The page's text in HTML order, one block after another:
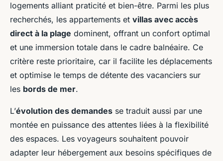
logements alliant praticité et bien-être. Parmi les plus
recherchés, les appartements et villas avec accès
direct à la plage dominent, offrant un confort optimal
et une immersion totale dans le cadre balnéaire. Ce
critère reste prioritaire, car il facilite les déplacements
et optimise le temps de détente des vacanciers sur
les bords de mer.
L’évolution des demandes se traduit aussi par une
montée en puissance des attentes liées à la flexibilité
des espaces. Les voyageurs souhaitent pouvoir
adapter leur hébergement aux besoins spécifiques de